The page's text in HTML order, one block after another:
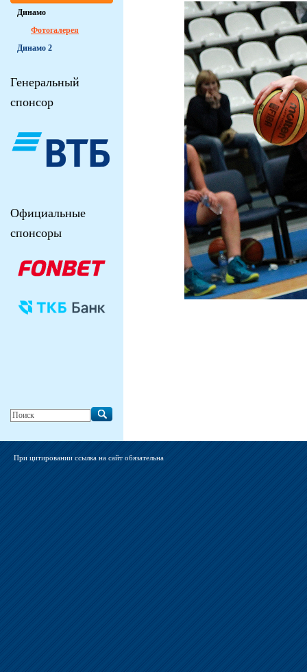
Динамо
Фотогалерея
Динамо 2
Генеральный
спонсор
Официальные
спонсоры
При цитировании ссылка на сайт обязательна